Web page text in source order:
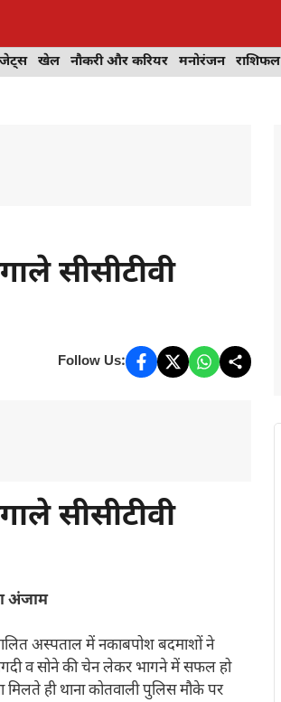
खेल नौकरी और करियर मनोरंजन राशिफल
सीसीटीवी
Follow Us:
सीसीटीवी
अंजाम
अस्पताल में नकाबपोश बदमाशों ने
व सोने की चेन लेकर भागने में सफल हो
ही थाना कोतवाली पुलिस मौके पर